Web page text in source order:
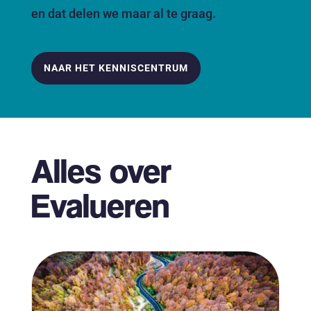
en dat delen we maar al te graag.
NAAR HET KENNISCENTRUM
Alles over
Evalueren